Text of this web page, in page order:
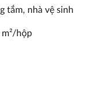
tắm, nhà vệ sinh
hộp